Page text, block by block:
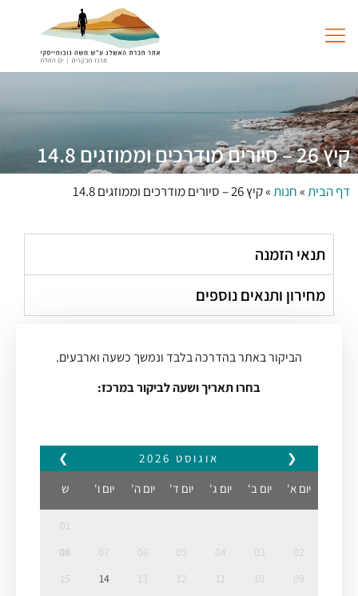
קיץ 26 – סיורים מודרכים וממוזגים 14.8
דף הבית»חנות»קיץ 26 – סיורים מודרכים וממוזגים 14.8
תנאי הזמנה
מחירון ותנאים נוספים
הביקור באתר בהדרכה בלבד ונמשך כשעה וארבעים.
בחרו תאריך ושעה לביקור במרכז:
❮
❯ אוגוסט 2026
יום א'
יום ב' יום ג' יום ד' יום ה' יום ו' ש
01
02
03
04
05
06
07
08
09
10
11
12
13
14
15